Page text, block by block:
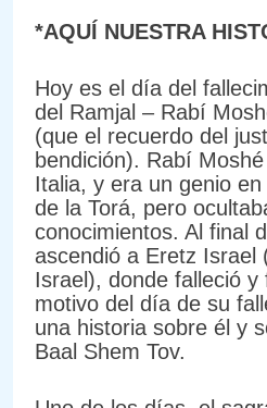
*AQUÍ NUESTRA
Hoy es el día del
del Ramjal – Rabí
(que el recuerdo del
bendición). Rabí
Italia, y era un genio
de la Torá, pero
conocimientos. Al final
ascendió a Eretz Israel
Israel), donde falleció
motivo del día de su
una historia sobre él y
Baal Shem Tov.